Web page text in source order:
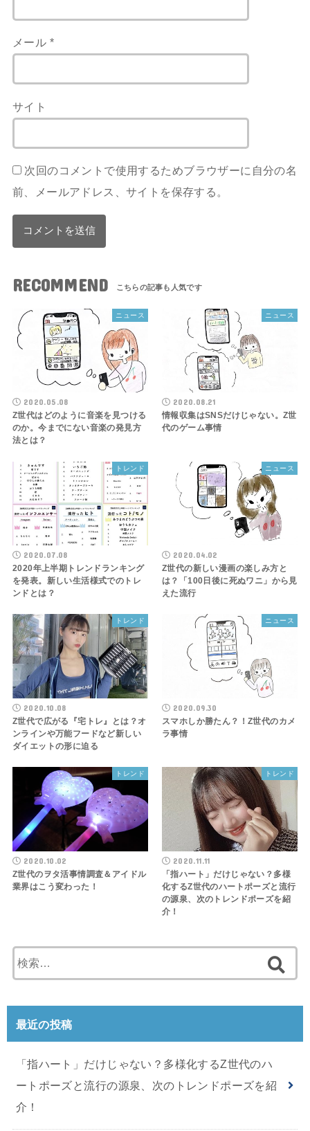
メール *
サイト
次回のコメントで使用するためブラウザーに自分の名
前、メールアドレス、サイトを保存する。
RECOMMEND
ニュース
2020.05.08
Z世代はどのように音楽を見つける
のか。今までにない音楽の発見方
法とは？
ニュース
2020.08.21
情報収集はSNSだけじゃない。Z世
代のゲーム事情
トレンド
2020.07.08
2020年上半期トレンドランキング
を発表。新しい生活様式でのトレ
ンドとは？
ニュース
2020.04.02
Z世代の新しい漫画の楽しみ方と
は？「100日後に死ぬワニ」から見
えた流行
トレンド
2020.10.08
Z世代で広がる『宅トレ』とは？オ
ンラインや万能フードなど新しい
ダイエットの形に迫る
ニュース
2020.09.30
スマホしか勝たん？！Z世代のカメ
ラ事情
トレンド
2020.10.02
Z世代のヲタ活事情調査＆アイドル
業界はこう変わった！
トレンド
2020.11.11
「指ハート」だけじゃない？多様
化するZ世代のハートポーズと流行
の源泉、次のトレンドポーズを紹
介！
索
最近の投稿
「指ハート」だけじゃない？多様化するZ世代のハ
ートポーズと流行の源泉、次のトレンドポーズを紹
介！